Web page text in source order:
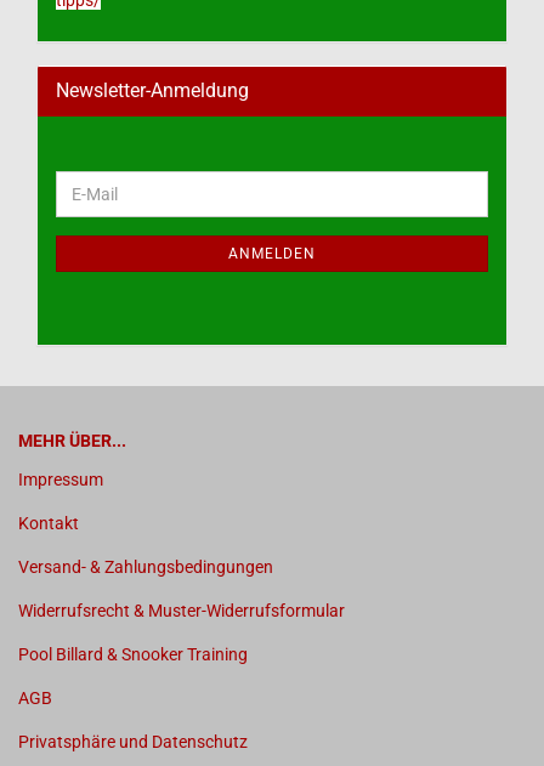
Newsletter-Anmeldung
ZUR
E-
Mail
ANMELDEN
MEHR ÜBER...
Impressum
Kontakt
Versand- & Zahlungsbedingungen
Widerrufsrecht & Muster-Widerrufsformular
Pool Billard & Snooker Training
AGB
Privatsphäre und Datenschutz